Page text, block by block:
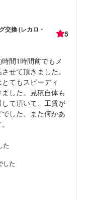
交換 (レカロ・
5
間1時間前でもメ
せて頂きました。
てもスピーディ
した。見積自体も
て頂いて、工賃が
した。また何かあ
た
した